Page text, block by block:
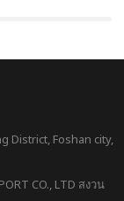
District, Foshan city,
CO., LTD สงวน